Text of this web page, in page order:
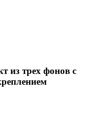
из трех фонов с